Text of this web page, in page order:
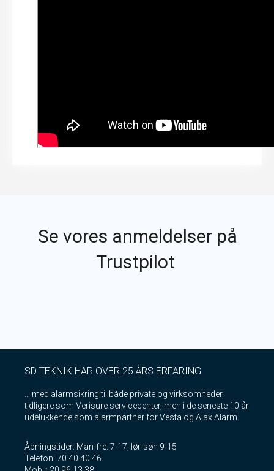
Se vores anmeldelser på
Trustpilot
SD TEKNIK HAR OVER 25 ÅRS ERFARING
… med alarmsikring til både private og virksomheder,
tidligere som Verisure servicecenter, men i de seneste 10 år
udelukkende som alarmpartner for Vesta og Ajax Alarm.
Åbningstider: Man-fre. 7-17, lør-søn 9-15
Telefon: 70 40 40 46